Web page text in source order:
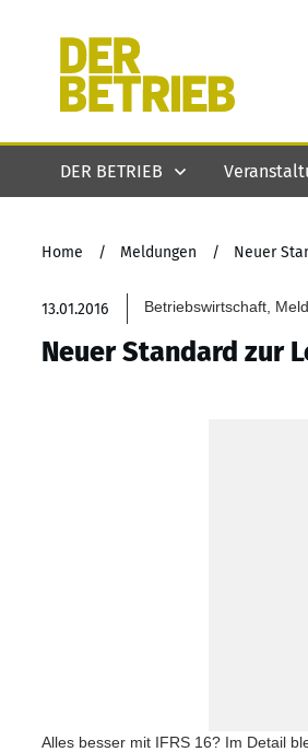
DER BETRIEB
Home / Meldungen / Neuer
13.01.2016 Betriebswirtschaft,
Neuer Standard zur
Alles besser mit IFRS 16? Im Detail